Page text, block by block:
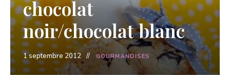
chocolat
noir/chocolat blanc
1 septembre 2012 GOURMANDISES